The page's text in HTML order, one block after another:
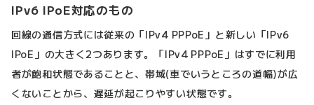
IPv6 IPoE対応のもの
回線の通信方式には従来の「IPv4 PPPoE」と新しい「IPv6
IPoE」の大きく2つあります。「IPv4 PPPoE」はすでに利用
者が飽和状態であることと、帯域(車でいうところの道幅)が広
くないことから、遅延が起こりやすい状態です。